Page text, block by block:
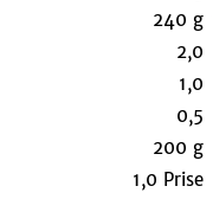
240 g
2,0
1,0
0,5
200 g
1,0 Prise